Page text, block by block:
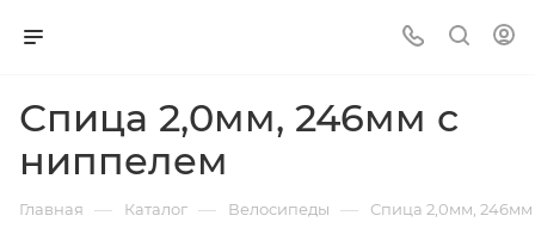
Спица 2,0мм, 246мм с
ниппелем
Главная — Каталог — Велосипеды — Спица 2,0мм,